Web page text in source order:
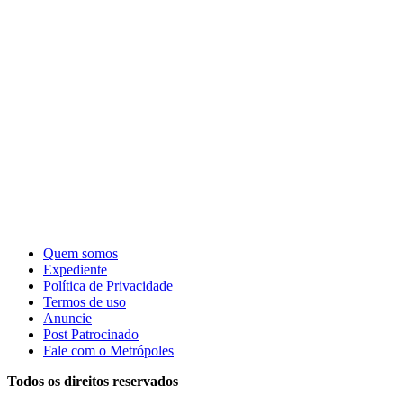
Quem somos
Expediente
Política de Privacidade
Termos de uso
Anuncie
Post Patrocinado
Fale com o Metrópoles
Todos os direitos reservados